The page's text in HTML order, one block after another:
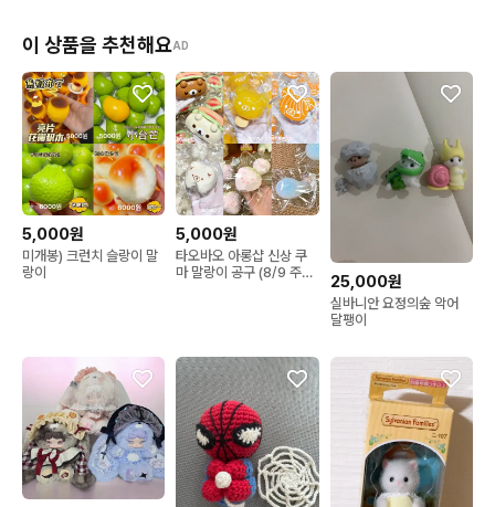
이 상품을 추천해요AD
5,000원
미개봉) 크런치 슬랑이 말
랑이
5,000원
타오바오 아롱샵 신상 쿠
마 말랑이 공구 (8/9 주문
25,000원
실바니안 요정의숲 악어
달팽이